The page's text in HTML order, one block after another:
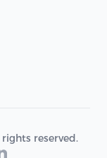
reserved.